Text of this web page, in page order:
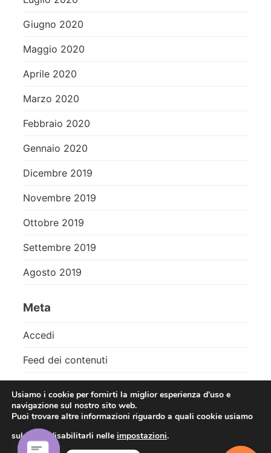
Giugno 2020
Maggio 2020
Aprile 2020
Marzo 2020
Febbraio 2020
Gennaio 2020
Dicembre 2019
Novembre 2019
Ottobre 2019
Settembre 2019
Agosto 2019
Meta
Accedi
Feed dei contenuti
Feed dei commenti
WordPress.org
Usiamo i cookie per fornirti la miglior esperienza d'uso e
navigazione sul nostro sito web.
Puoi trovare altre informazioni riguardo a quali cookie usiamo
sul sito o disabilitarli nelle impostazioni.